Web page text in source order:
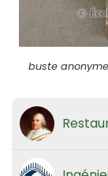
buste